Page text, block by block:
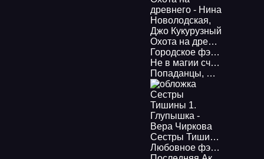
Охота на древнего - Нина Новолодская, Джо Кукурузный
Городское фэнтези
Не в магии счастье 5. Берсерк забытого клана. Рекруты Магов Руссии - Фракталы потерянных душ - Юрий Москаленко, Алекс Нагорный
Попаданцы, Боевое
Сестры Тишины 1. Глупышка - Вера Чиркова
Любовное фэнтези